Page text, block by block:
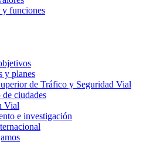
y funciones
y planes
de Tráfico y Seguridad Vial
ciudades
Vial
e investigación